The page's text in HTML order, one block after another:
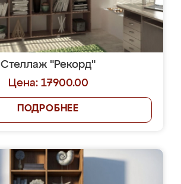
Стеллаж "Рекорд"
Цена: 17900.00
ПОДРОБНЕЕ